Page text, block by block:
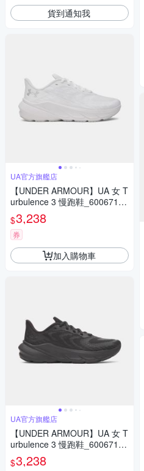
貨到通知我
UA官方旗艦店
【UNDER ARMOUR】UA 女 T
urbulence 3 慢跑鞋_6006718-
100
$3,238
券
加入購物車
UA官方旗艦店
【UNDER ARMOUR】UA 女 T
urbulence 3 慢跑鞋_6006718-
002
$3,238